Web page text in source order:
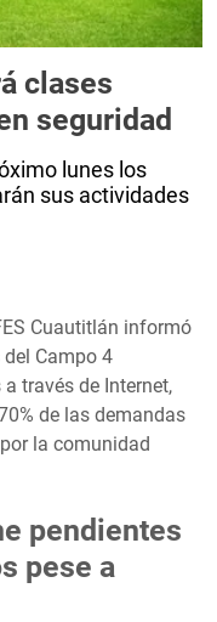
clases
seguridad
lunes los
sus actividades
Cuautitlán informó
Campo 4
través de Internet,
de las demandas
la comunidad
pendientes
pese a